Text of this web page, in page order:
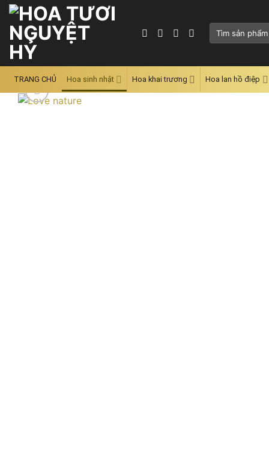
Skip
content
Tìm
TRANG CHỦ Hoa sinh nhật Hoa khai trương Hoa lan hồ điệp